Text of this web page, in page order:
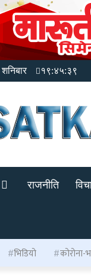
१९:४५:३९
राजनीति
भिडियो कोरोना-